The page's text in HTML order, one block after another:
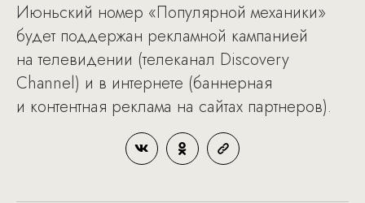
Июньский номер «Популярной механики»
будет поддержан рекламной кампанией
на телевидении (телеканал Discovery
Сhannel) и в интернете (баннерная
и контентная реклама на сайтах партнеров).